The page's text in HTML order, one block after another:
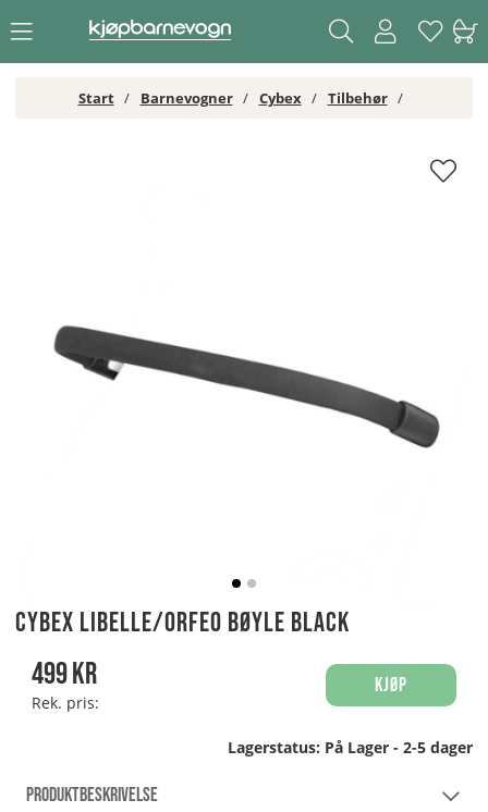
Start Barnevogner Cybex Tilbehør
Cybex Libelle/Orfeo bøyle Black
499kr
Rek. pris:
Kjøp
Lagerstatus: På Lager - 2-5 dager
PRODUKTBESKRIVELSE